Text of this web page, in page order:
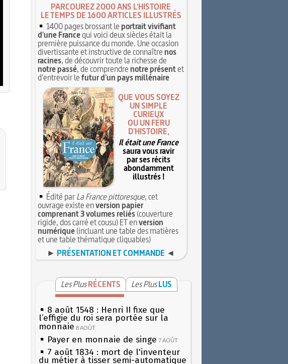
PARCOUREZ 2000 ANS L'HISTOIRE
LE TEMPS DE 1600 ARTICLES ILLUSTRÉS
1400 pages brossant leportrait vivifiant
d'une Francequi voici deux siècles était la
première puissance du monde. Une occasion
divertissante et instructive de connaîtrenos
racines, de découvrir toute la richesse de
notre passé, de comprendrenotre présentet
d'entrevoir lefutur d'un pays millénaire
QUE VOUS SOYEZ
UN SIMPLE
CURIEUX
OU UN FÉRU
D'HISTOIRE,
Il était une France
saura vous ravir
par ses récits
abondamment
illustrés !
Édité parLa France pittoresque, cet
ouvrage existe enversion papier
comprenant 3 volumes reliés(couverture
rigide, dos carré et cousu) ET enversion
numérique(incluant une table des matières
et une table thématique cliquables)
► PRÉSENTATION ET COMMANDE ◄
Les Plus RÉCENTS Les Plus LUS
8 août 1548 : Henri II fixe que
l’effigie du roi sera portée sur la
monnaie 8 AOÛT
Payer en monnaie de singe 7 AOÛT
7 août 1834 : mort de l'inventeur
du métier à tisser semi-automatique